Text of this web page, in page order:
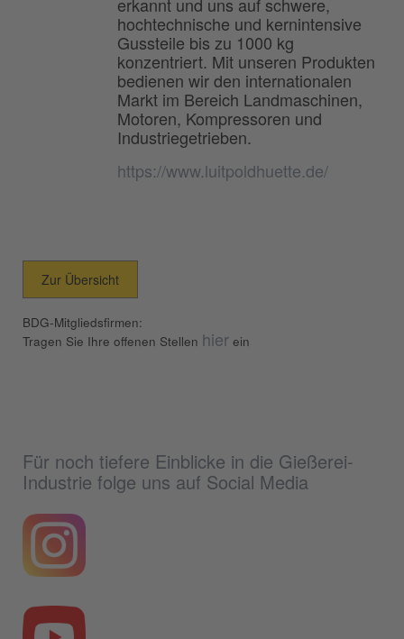
hochtechnische und kernintensive
Gussteile bis zu 1000 kg
konzentriert. Mit unseren Produkten
bedienen wir den internationalen
Markt im Bereich Landmaschinen,
Motoren, Kompressoren und
Industriegetrieben.
https://www.luitpoldhuette.de/
Zur Übersicht
BDG-Mitgliedsfirmen:
Tragen Sie Ihre offenen Stellen hier ein
Für noch tiefere Einblicke in die Gießerei-
Industrie folge uns auf Social Media